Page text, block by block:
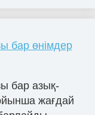
бар өнімдер
бар азық-
жағдай